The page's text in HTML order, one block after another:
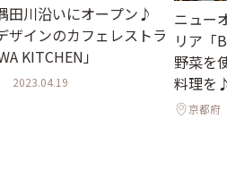
田川沿いにオープン♪
ザインのカフェレストラ
KITCHEN」
2023.04.19
ニュー
リア「
野菜を
料理を♪
京都府